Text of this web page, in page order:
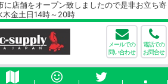
オープン致しましたので是非お立ち寄
土日14時～20時
メールでの
問い合わせ
電話での
お問合せ